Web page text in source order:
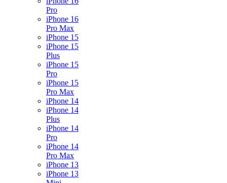
Pro
iPhone 16
Pro Max
iPhone 15
iPhone 15
Plus
iPhone 15
Pro
iPhone 15
Pro Max
iPhone 14
iPhone 14
Plus
iPhone 14
Pro
iPhone 14
Pro Max
iPhone 13
iPhone 13